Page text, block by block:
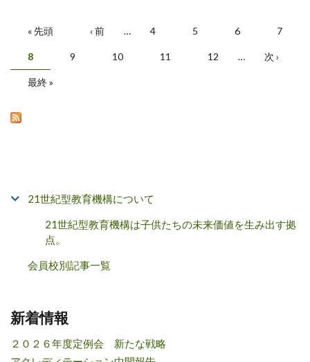
ページ
« 先頭 ‹ 前 … 4 5 6 7
8 9 10 11 12 … 次 ›
最終 »
21世紀型教育機構について
21世紀型教育機構は子供たちの未来価値を生み出す拠
点。
会員校別記事一覧
新着情報
２０２６年度定例会 新たな戦略